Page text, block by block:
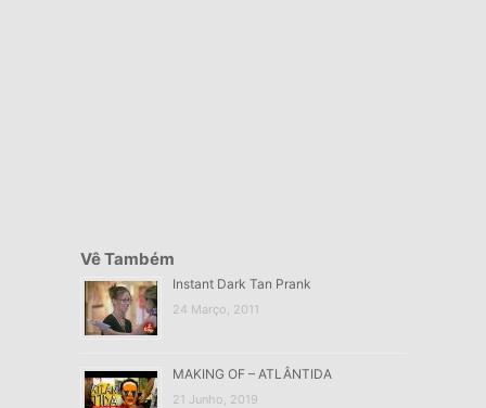
Vê Também
Instant Dark Tan Prank
24 Março, 2011
MAKING OF – ATLÂNTIDA
21 Junho, 2019